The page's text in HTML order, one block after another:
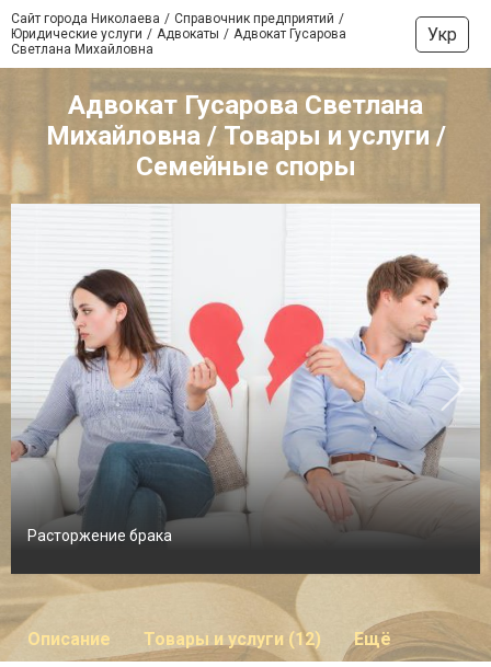
Сайт города Николаева
Справочник предприятий
Юридические услуги
Адвокаты
Адвокат Гусарова
Светлана Михайловна
Укр
Адвокат Гусарова Светлана
Михайловна / Товары и услуги /
Семейные споры
Расторжение брака
Описание Товары и услуги (12) Ещё